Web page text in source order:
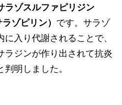
ラゾスルファピリジン
ゾピリン） です。サラゾ
入り代謝されることで、
ラジンが作り出されて抗炎
明しました。